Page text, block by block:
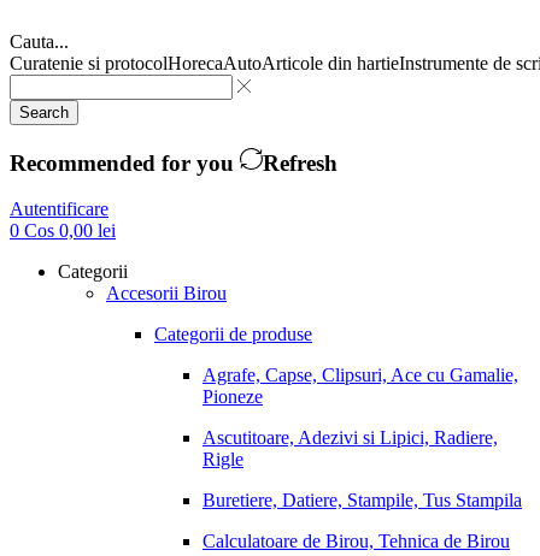
Cauta...
Curatenie si protocolHorecaAutoArticole din hartieInstrumente de
Search
Recommended for you Refresh
Autentificare
0 Cos 0,00 lei
Categorii
Accesorii Birou
Categorii de produse
Agrafe, Capse, Clipsuri, Ace cu Gamalie,
Pioneze
Ascutitoare, Adezivi si Lipici, Radiere,
Rigle
Buretiere, Datiere, Stampile, Tus Stampila
Calculatoare de Birou, Tehnica de Birou